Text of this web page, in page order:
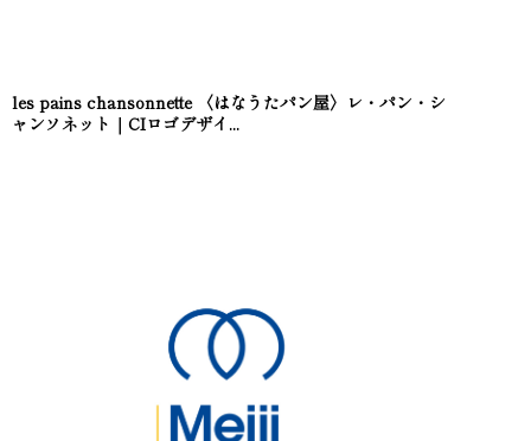
les pains chansonnette 〈はなうたパン屋〉レ・パン・シ
ャンソネット｜CIロゴデザイ...